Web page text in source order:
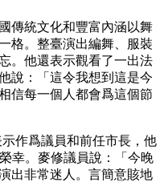
傳統文化和豐富內涵以舞
格。整臺演出編舞、服裝
。他還表示觀看了一出法
說：「這令我想到這是今
信每一個人都會爲這個節
作爲議員和前任市長，他
幸。麥修議員說：「今晚
出非常迷人。言簡意賅地